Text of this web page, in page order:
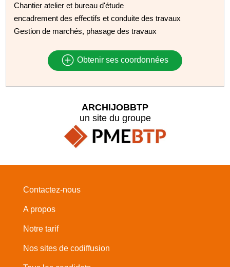
Chantier atelier et bureau d'étude
encadrement des effectifs et conduite des travaux
Gestion de marchés, phasage des travaux
Obtenir ses coordonnées
ARCHIJOBBTP
un site du groupe
Contactez-nous
A propos
Notre tarif
Nos sites de codiffusion